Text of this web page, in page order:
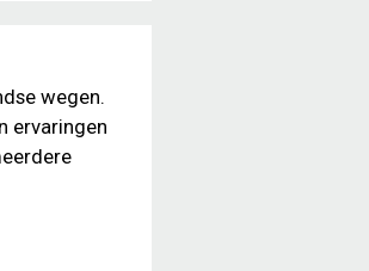
wegen.
ervaringen